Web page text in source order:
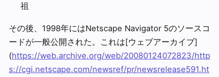
祖
その後、1998年にはNetscape Navigator 5のソースコ
ードが一般公開された。これは[ウェブアーカイブ]
(https://web.archive.org/web/20080124072823/http
s://cgi.netscape.com/newsref/pr/newsrelease591.ht